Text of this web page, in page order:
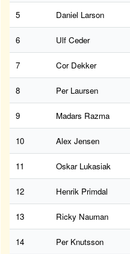
5 Daniel Larson
6 Ulf Ceder
7 Cor Dekker
8 Per Laursen
9 Madars Razma
10 Alex Jensen
11 Oskar Lukasiak
12 Henrik Primdal
13 Ricky Nauman
14 Per Knutsson